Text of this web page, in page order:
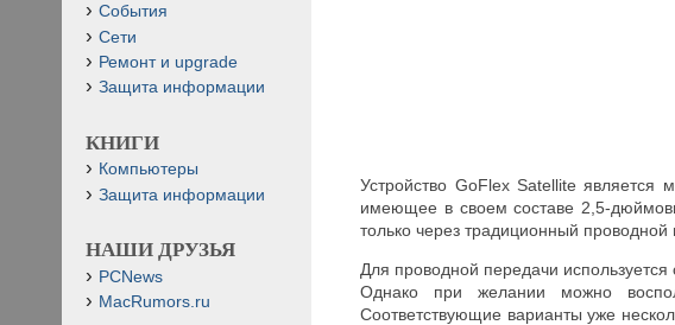
Устройство GoFlex Satellite является
имеющее в своем составе 2,5-
только через традиционный
Для проводной передачи
Однако при желании можно
Соответствующие варианты уже
События
Сети
Ремонт и upgrade
Защита информации
КНИГИ
Компьютеры
Защита информации
НАШИ ДРУЗЬЯ
PCNews
MacRumors.ru